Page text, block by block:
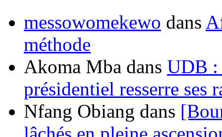
messowomekewo dans
méthode
Akoma Mba dans UDB :
présidentiel resserre ses
Nfang Obiang dans